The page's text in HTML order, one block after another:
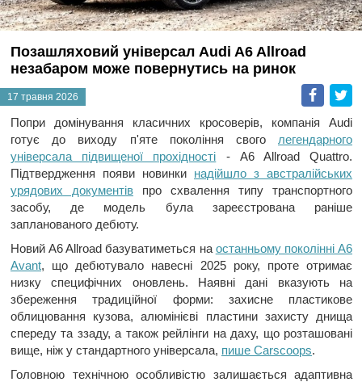
Позашляховий універсал Audi A6 Allroad
незабаром може повернутись на ринок
17 травня 2026
Попри домінування класичних кросоверів, компанія Audi
готує до виходу п'яте покоління свого легендарного
універсала підвищеної прохідності - A6 Allroad Quattro.
Підтвердження появи новинки надійшло з австралійських
урядових документів про схвалення типу транспортного
засобу, де модель була зареєстрована раніше
запланованого дебюту.
Новий A6 Allroad базуватиметься на останньому поколінні A6
Avant, що дебютувало навесні 2025 року, проте отримає
низку специфічних оновлень. Наявні дані вказують на
збереження традиційної форми: захисне пластикове
облицювання кузова, алюмінієві пластини захисту днища
спереду та ззаду, а також рейлінги на даху, що розташовані
вище, ніж у стандартного універсала, пише Carscoops.
Головною технічною особливістю залишається адаптивна